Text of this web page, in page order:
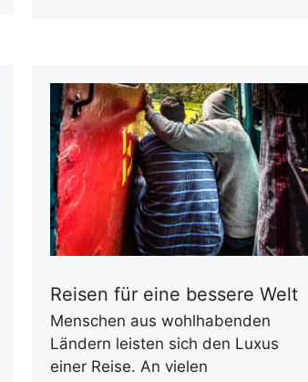
Reisen für eine bessere Welt
Menschen aus wohlhabenden
Ländern leisten sich den Luxus
einer Reise. An vielen